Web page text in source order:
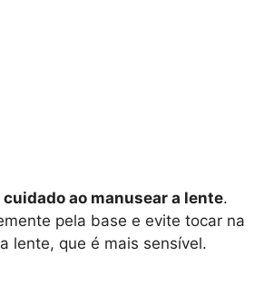
ao manusear a lente.
pela base e evite tocar na
lente, que é mais sensível.